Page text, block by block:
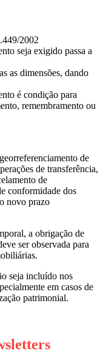
2002
seja exigido passa a
as dimensões, dando
é condição para
remembramento ou
de
de transferência,
de
conformidade dos
novo prazo
a obrigação de
ser observada para
seja incluído nos
em casos de
patrimonial.